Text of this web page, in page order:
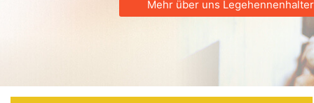
Mehr über uns